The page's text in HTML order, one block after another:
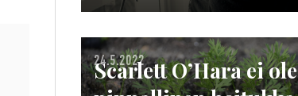
24.5.2022
Scarlett O’Hara ei ole